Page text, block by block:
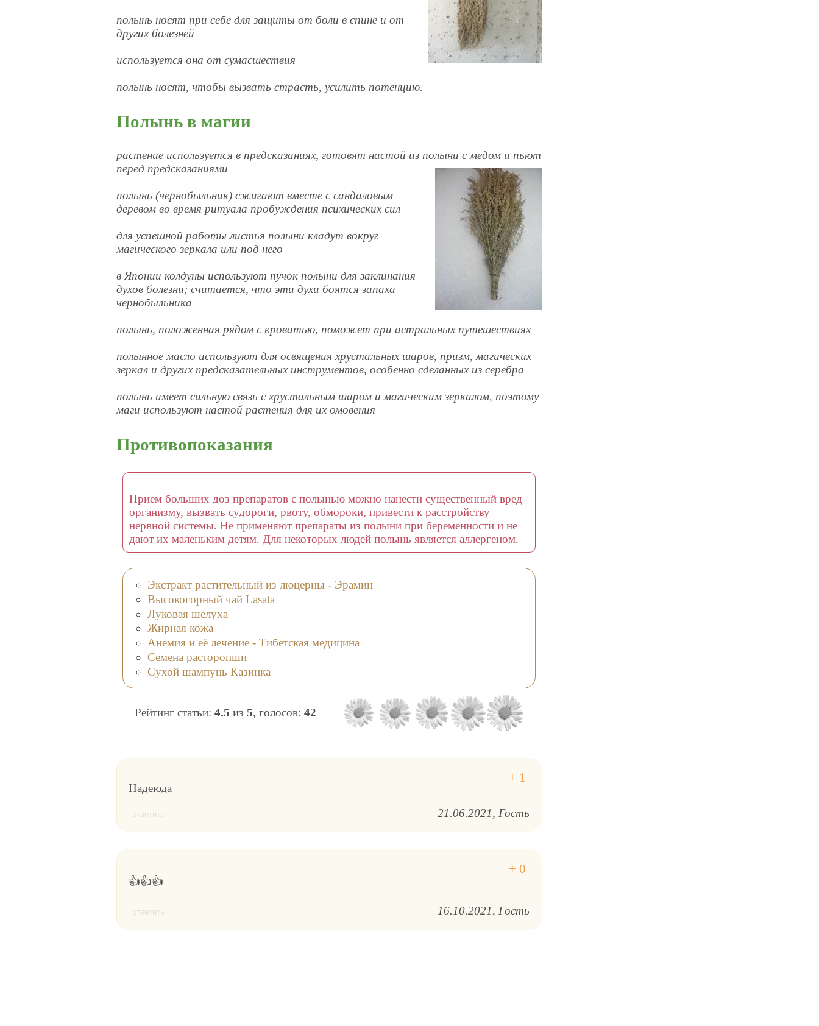
полынь носят при себе для защиты от боли в спине и от
других болезней
используется она от сумасшествия
полынь носят, чтобы вызвать страсть, усилить потенцию.
Полынь в магии
растение используется в предсказаниях, готовят настой из полыни с медом и пьют
перед предсказаниями
полынь (чернобыльник) сжигают вместе с сандаловым
деревом во время ритуала пробуждения психических сил
для успешной работы листья полыни кладут вокруг
магического зеркала или под него
в Японии колдуны используют пучок полыни для заклинания
духов болезни; считается, что эти духи боятся запаха
чернобыльника
полынь, положенная рядом с кроватью, поможет при астральных путешествиях
полынное масло используют для освящения хрустальных шаров, призм, магических
зеркал и других предсказательных инструментов, особенно сделанных из серебра
полынь имеет сильную связь с хрустальным шаром и магическим зеркалом, поэтому
маги используют настой растения для их омовения
Противопоказания
Прием больших доз препаратов с полынью можно нанести существенный вред
организму, вызвать судороги, рвоту, обмороки, привести к расстройству
нервной системы. Не применяют препараты из полыни при беременности и не
дают их маленьким детям. Для некоторых людей полынь является аллергеном.
Экстракт растительный из люцерны - Эрамин
Высокогорный чай Lasata
Луковая шелуха
Жирная кожа
Анемия и её лечение - Тибетская медицина
Семена расторопши
Сухой шампунь Казинка
Рейтинг статьи: 4.5 из 5, голосов: 42
Надеюда
ответить 21.06.2021 Гость
👍👍👍
ответить 16.10.2021 Гость